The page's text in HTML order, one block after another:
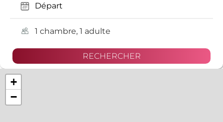
1 chambre, 1 adulte
+
−